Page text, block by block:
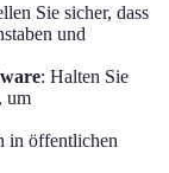
Sie sicher, dass
und
: Halten Sie
um
in öffentlichen